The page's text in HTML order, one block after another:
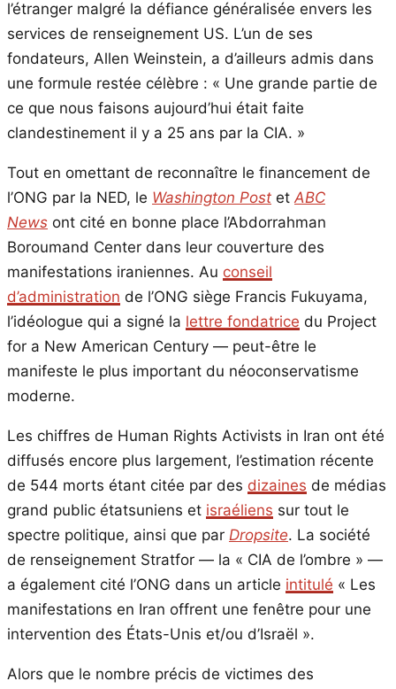
l’étranger malgré la défiance généralisée envers les
services de renseignement US. L’un de ses
fondateurs, Allen Weinstein, a d’ailleurs admis dans
une formule restée célèbre : « Une grande partie de
ce que nous faisons aujourd’hui était faite
clandestinement il y a 25 ans par la CIA. »
Tout en omettant de reconnaître le financement de
l’ONG par la NED, le Washington Post etABC
News ont cité en bonne place l’Abdorrahman
Boroumand Center dans leur couverture des
manifestations iraniennes. Au conseil
d’administration de l’ONG siège Francis Fukuyama,
l’idéologue qui a signé la lettre fondatrice du Project
for a New American Century — peut-être le
manifeste le plus important du néoconservatisme
moderne.
Les chiffres de Human Rights Activists in Iran ont été
diffusés encore plus largement, l’estimation récente
de 544 morts étant citée par des dizaines de médias
grand public étatsuniens et israéliens sur tout le
spectre politique, ainsi que par Dropsite. La société
de renseignement Stratfor — la « CIA de l’ombre » —
a également cité l’ONG dans un article intitulé « Les
manifestations en Iran offrent une fenêtre pour une
intervention des États-Unis et/ou d’Israël ».
Alors que le nombre précis de victimes des